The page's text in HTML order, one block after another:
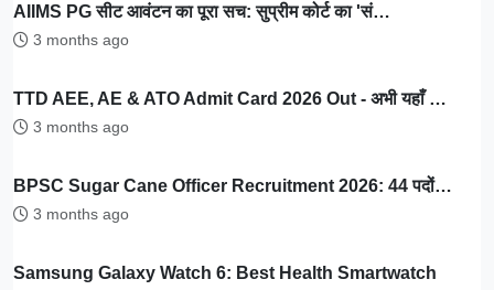
AIIMS PG सीट आवंटन का पूरा सच: सुप्रीम कोर्ट का 'सं…
3 months ago
TTD AEE, AE & ATO Admit Card 2026 Out - अभी यहाँ …
3 months ago
BPSC Sugar Cane Officer Recruitment 2026: 44 पदों…
3 months ago
Samsung Galaxy Watch 6: Best Health Smartwatch